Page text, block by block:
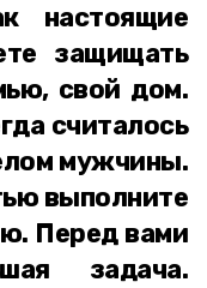
настоящие
защищать
свой дом.
считалось
мужчины.
выполните
Перед вами
задача.